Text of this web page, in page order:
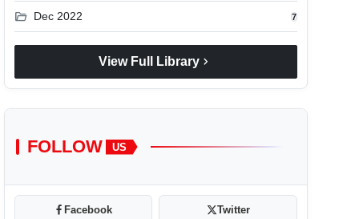
folder_open Dec 2022 7
View Full Library chevron_right
FOLLOW US
Facebook Twitter